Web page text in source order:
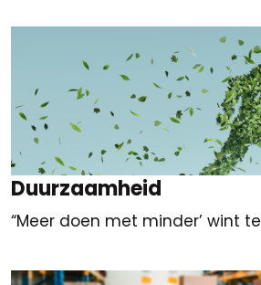
Duurzaamheid
“Meer doen met minder’ wint